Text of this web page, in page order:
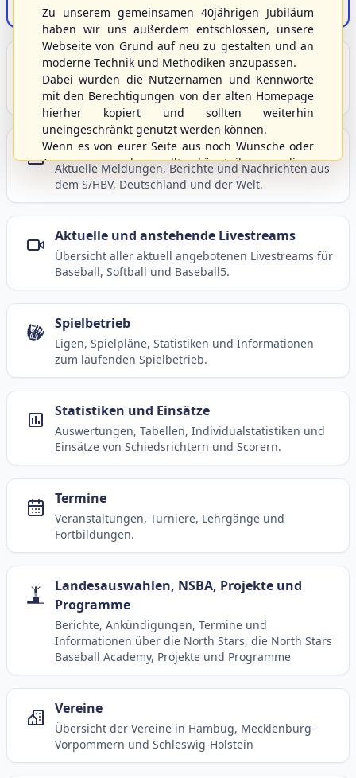
Der Onlineshop des S/HBV
Unser Sport
Grundlagen und Hintergründe zu Baseball, Softball
und Baseball5.
Berichte und Neuigkeiten
Aktuelle Meldungen, Berichte und Nachrichten aus
dem S/HBV, Deutschland und der Welt.
Aktuelle und anstehende Livestreams
Übersicht aller aktuell angebotenen Livestreams für
Baseball, Softball und Baseball5.
Spielbetrieb
Ligen, Spielpläne, Statistiken und Informationen
zum laufenden Spielbetrieb.
Statistiken und Einsätze
Auswertungen, Tabellen, Individualstatistiken und
Einsätze von Schiedsrichtern und Scorern.
Termine
Veranstaltungen, Turniere, Lehrgänge und
Fortbildungen.
Landesauswahlen, NSBA, Projekte und
Programme
Berichte, Ankündigungen, Termine und
Informationen über die North Stars, die North Stars
Baseball Academy, Projekte und Programme
Vereine
Übersicht der Vereine in Hambug, Mecklenburg-
Vorpommern und Schleswig-Holstein
Zu unserem gemeinsamen 40jährigen Jubiläum
haben wir uns außerdem entschlossen, unsere
Webseite von Grund auf neu zu gestalten und an
moderne Technik und Methodiken anzupassen.
Dabei wurden die Nutzernamen und Kennworte
mit den Berechtigungen von der alten Homepage
hierher kopiert und sollten weiterhin
uneingeschränkt genutzt werden können.
Wenn es von eurer Seite aus noch Wünsche oder
Anregungen geben sollte, könnt ihr uns diese
gerne an die Verbandsadresseinfo@shbvnet.de